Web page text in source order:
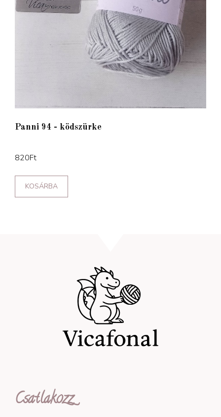
Panni 94 - ködszürke
820Ft
KOSÁRBA
Csatlakozz